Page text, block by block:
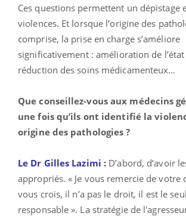
Ces questions permettent un dépistage
violences. Et lorsque l’origine des
comprise, la prise en charge s’améliore
significativement : amélioration de
réduction des soins médicamenteux…
Que conseillez-vous aux médecins
une fois qu’ils ont identifié la
origine des pathologies ?
Le Dr Gilles Lazimi : D’abord, d’avoir
appropriés. « Je vous remercie de votre
vous crois, il n’a pas le droit, il est le seul
responsable ». La stratégie de